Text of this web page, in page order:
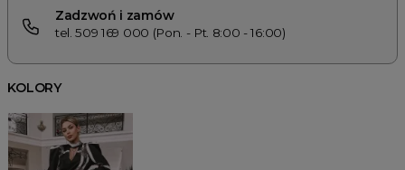
Zadzwoń i zamów
tel. 509 169 000 (Pon. - Pt. 8:00 - 16:00)
KOLORY